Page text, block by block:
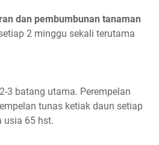
dan pembumbunan tanaman
2 minggu sekali terutama
3 batang utama. Perempelan
tunas ketiak daun setiap
usia 65 hst.